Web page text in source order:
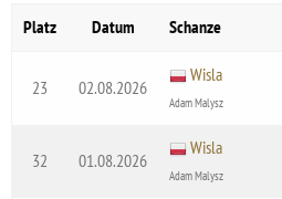
Platz Datum Schanze
23 02.08.2026
Wisla
Adam Malysz
32 01.08.2026
Wisla
Adam Malysz